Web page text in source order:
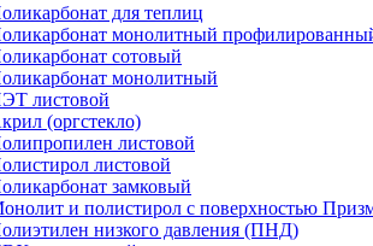
для теплиц
монолитный
сотовый
монолитный
листовой
(оргстекло)
листовой
листовой
замковый
и полистирол с поверхностью
низкого давления (ПНД)